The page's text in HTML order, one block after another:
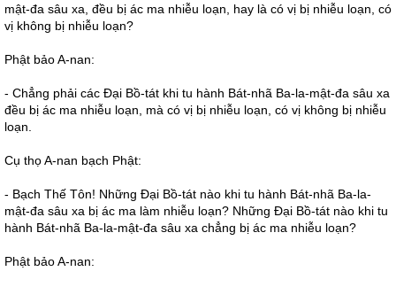
mật-đa sâu xa, đều bị ác ma nhiễu loạn, hay là có vị bị nhiễu loạn, có
vị không bị nhiễu loạn?
Phật bảo A-nan:
- Chẳng phải các Đại Bồ-tát khi tu hành Bát-nhã Ba-la-mật-đa sâu xa
đều bị ác ma nhiễu loạn, mà có vị bị nhiễu loạn, có vị không bị nhiễu
loạn.
Cụ thọ A-nan bạch Phật:
- Bạch Thế Tôn! Những Đại Bồ-tát nào khi tu hành Bát-nhã Ba-la-
mật-đa sâu xa bị ác ma làm nhiễu loạn? Những Đại Bồ-tát nào khi tu
hành Bát-nhã Ba-la-mật-đa sâu xa chẳng bị ác ma nhiễu loạn?
Phật bảo A-nan: